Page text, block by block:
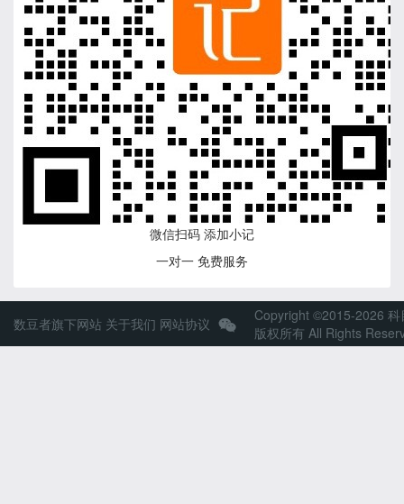
微信扫码 添加小记
一对一 免费服务
数豆者旗下网站 关于我们 网站协议
Copyright ©2015-2026
版权所有 All Rights